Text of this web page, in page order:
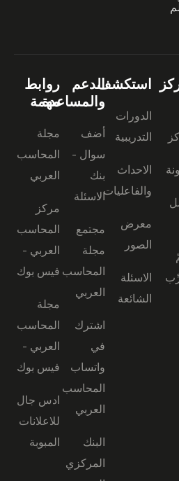
استكشف
الدورات
التدريبية
الاحداث
والفاعليات
معرض
الصور
الاسئلة
الشائعة
الدعم
والمساعدة
أضف
سوال -
بنك
الاسئلة
مجتمع
مجلة
المحاسب
العربي
اشترك
في
واتساب
المحاسب
العربي
البنك
المركزي
روابط
مهمة
مجلة
المحاسب
العربي
مركز
المحاسب
العربي -
فيس بوك
مجلة
المحاسب
العربي -
فيس بوك
ادس جال
للاعلانات
المبوبة